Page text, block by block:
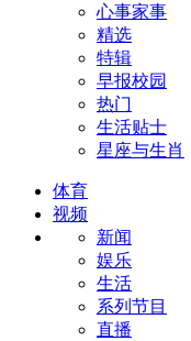
心事家事
精选
特辑
早报校园
热门
生活贴士
星座与生肖
体育
视频
新闻
娱乐
生活
系列节目
直播